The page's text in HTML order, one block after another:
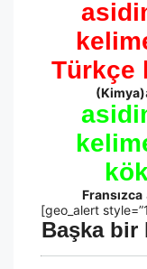
Türkçe
(Kimya)
Fransızca
[geo_alert
Başka bir